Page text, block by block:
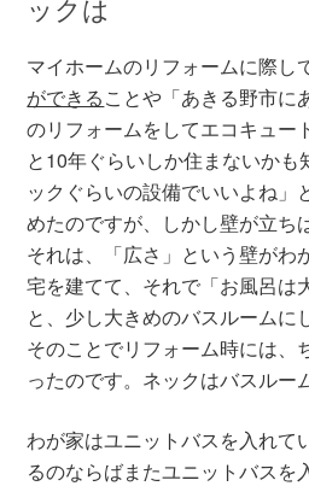
ックは
マイホームのリフォームに際し
ができることや「あきる野市に
のリフォームをしてエコキュー
と10年ぐらいしか住まないか
ックぐらいの設備でいいよね」
めたのですが、しかし壁が立ち
それは、「広さ」という壁がわ
宅を建てて、それで「お風呂は
と、少し大きめのバスルームに
そのことでリフォーム時には、
ったのです。ネックはバスルー
わが家はユニットバスを入れて
るのならばまたユニットバスを